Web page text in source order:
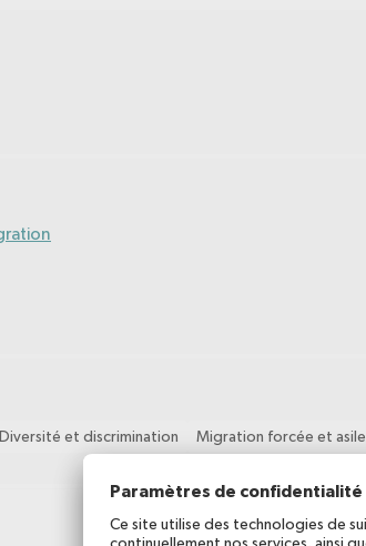
Diversité et discrimination Migration forcée et asile